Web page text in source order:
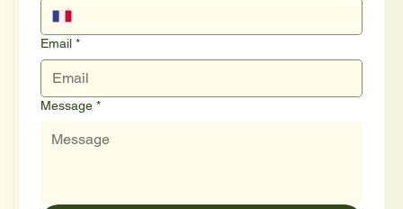
Email *
Message *